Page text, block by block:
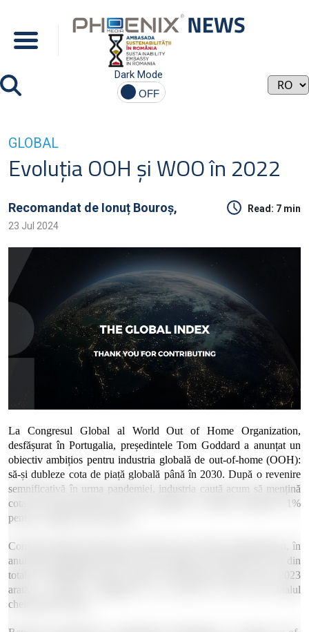
Dark Mode
GLOBAL
Evoluția OOH și WOO în 2022
Recomandat de Ionuț Bouroș, Read: 7 min
23 Jul 2024
La Congresul Global al World Out of Home Organization,
desfășurat în Portugalia, președintele Tom Goddard a anunțat un
obiectiv ambițios pentru industria globală de out-of-home (OOH):
să-și dubleze cota de piață globală până în 2030. După o revenire
semnificativă în urma pandemiei, industria caută acum să mențină
cota sa la aproximativ 5% și să realizeze o creștere anuală de 1%
pentru a atinge acest obiectiv.
Conform datelor furnizate de World Out of Home Organization, în
anul 2022 publicitatea OOH la nivel global a reprezentat 4,7% din
totalul cheltuielilor pieței media. Previziunile pentru anul 2023
arată o creștere, ajungând la un total de 5,1% din totalul
cheltuielilor media.